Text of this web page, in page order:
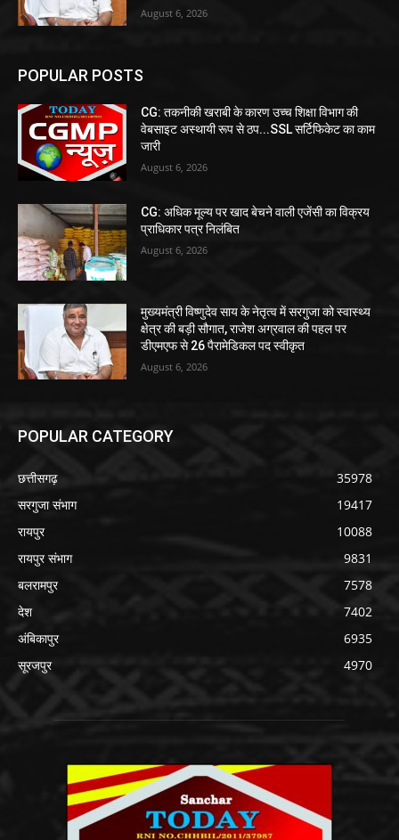
August 6, 2026
POPULAR POSTS
CG: तकनीकी खराबी के कारण उच्च शिक्षा विभाग की
वेबसाइट अस्थायी रूप से ठप...SSL सर्टिफिकेट का काम
जारी
August 6, 2026
CG: अधिक मूल्य पर खाद बेचने वाली एजेंसी का विक्रय
प्राधिकार पत्र निलंबित
August 6, 2026
मुख्यमंत्री विष्णुदेव साय के नेतृत्व में सरगुजा को स्वास्थ्य
क्षेत्र की बड़ी सौगात, राजेश अग्रवाल की पहल पर
डीएमएफ से 26 पैरामेडिकल पद स्वीकृत
August 6, 2026
POPULAR CATEGORY
छत्तीसगढ़
35978
सरगुजा संभाग
19417
रायपुर
10088
रायपुर संभाग
9831
बलरामपुर
7578
देश
7402
अंबिकापुर
6935
सूरजपुर
4970